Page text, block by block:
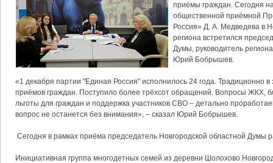
приёмы граждан. Сегодня
общественной приёмной
Россия» Д. А. Медведева в
региона встретился
Думы, руководитель
Юрий Бобрышев.
«1 декабря партии "Единая Россия" исполнилось 24 года. Традиционно
приёмов граждан. Поступило более трёхсот обращений. Вопросы ЖКХ,
льготы для граждан и поддержка участников СВО – детально
вопрос не останется без внимания», – сказал Юрий Бобрышев.
Сегодня в рамках приёма председатель Новгородской областной Думы
Инициативная группа многодетных семей из деревни Шолохово